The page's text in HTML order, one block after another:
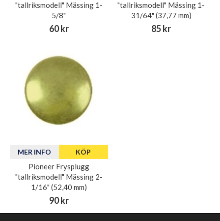
"tallriksmodell" Mässing 1-
5/8"
60 kr
"tallriksmodell" Mässing 1-
31/64" (37,77 mm)
85 kr
MER INFO KÖP
Pioneer Frysplugg
"tallriksmodell" Mässing 2-
1/16" (52,40 mm)
90 kr